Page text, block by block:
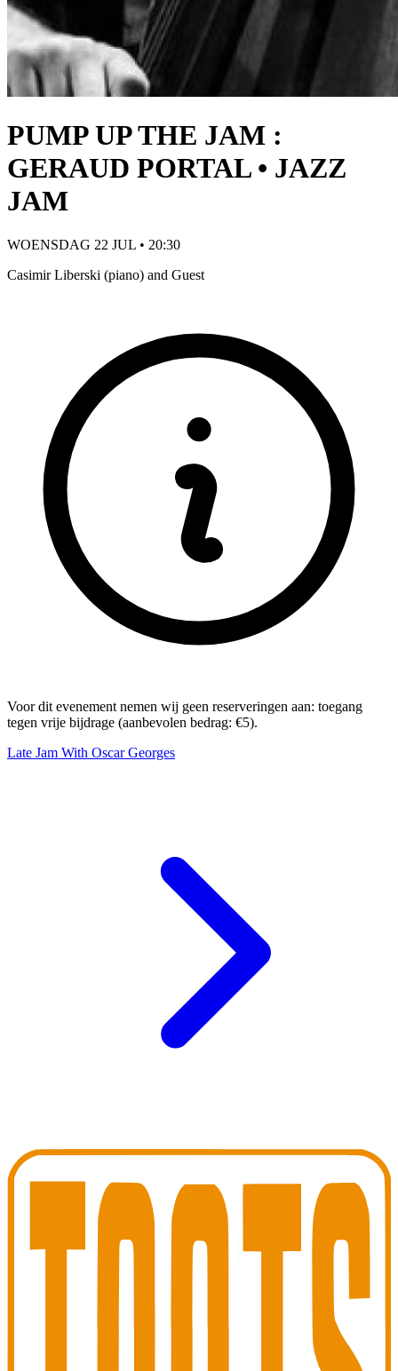
PUMP UP THE JAM :
GERAUD PORTAL • JAZZ
JAM
WOENSDAG 22 JUL • 20:30
Casimir Liberski (piano) and Guest
Voor dit evenement nemen wij geen reserveringen aan: toegang
tegen vrije bijdrage (aanbevolen bedrag: €5).
Late Jam With Oscar Georges